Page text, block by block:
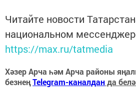
Читайте новости
национальном
https://max.ru/tatmedia
Хәзер Арча һәм Арча районы
безнеңTelegram-каналданда